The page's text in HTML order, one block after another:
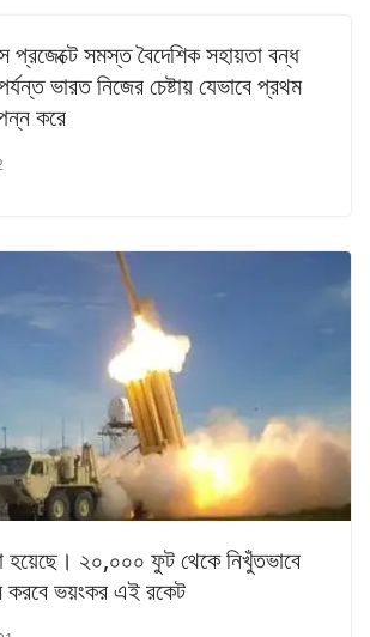
সমস্ত বৈদেশিক সহায়তা বন্ধ
ভারত নিজের চেষ্টায় যেভাবে প্রথম
করে
হয়েছে। ২০,০০০ ফুট থেকে নিখুঁতভাবে
করবে ভয়ংকর এই রকেট